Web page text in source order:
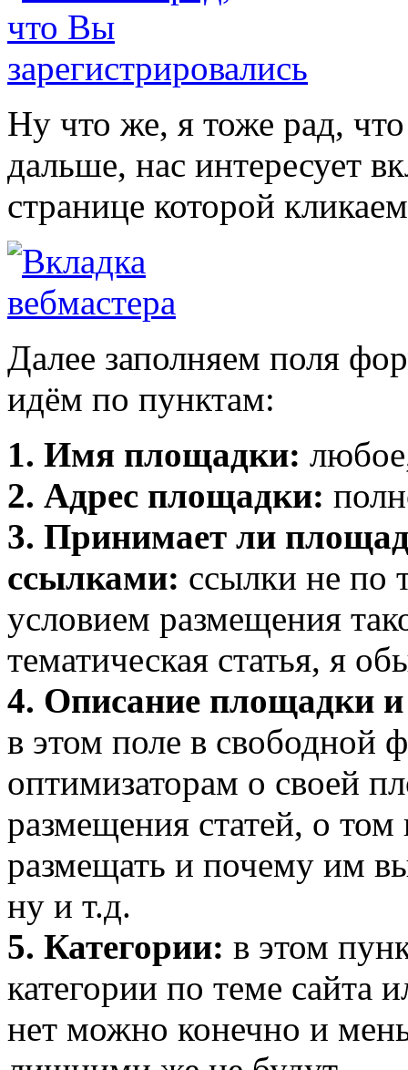
Ну что же, я тоже рад,
дальше, нас интересует
странице которой
Далее заполняем поля
идём по пунктам:
1. Имя площадки:
2. Адрес площадки:
3. Принимает ли
ссылками: ссылки не по
условием размещения
тематическая статья, я
4. Описание площадки
в этом поле в свободной
оптимизаторам о своей
размещения статей, о
размещать и почему им
ну и т.д.
5. Категории: в этом
категории по теме сайта
нет можно конечно и